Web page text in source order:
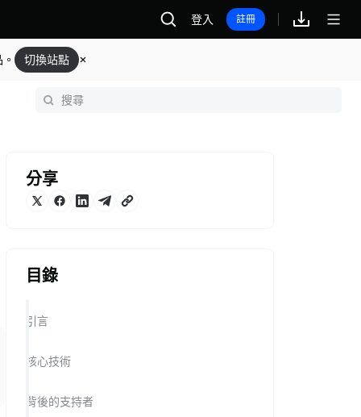
登入 註冊
切換站點
分享
目錄
引言
核心技術
背後的支持者